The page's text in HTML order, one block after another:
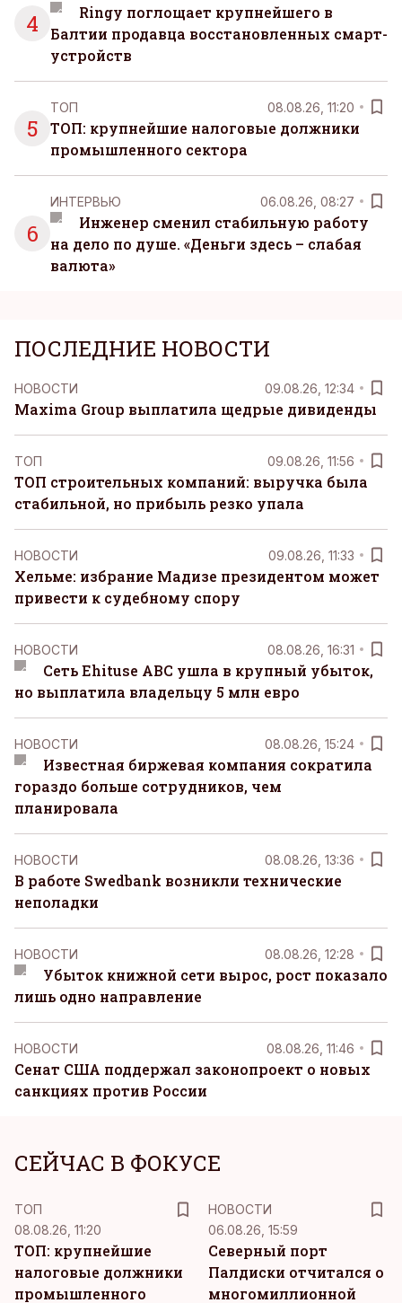
4
Ringy поглощает крупнейшего в
Балтии продавца восстановленных смарт-
устройств
5
ТОП 08.08.26, 11:20
ТОП: крупнейшие налоговые должники
промышленного сектора
6
ИНТЕРВЬЮ 06.08.26, 08:27
Инженер сменил стабильную работу
на дело по душе. «Деньги здесь – слабая
валюта»
ПОСЛЕДНИЕ НОВОСТИ
НОВОСТИ 09.08.26, 12:34
Maxima Group выплатила щедрые дивиденды
ТОП 09.08.26, 11:56
ТОП строительных компаний: выручка была
стабильной, но прибыль резко упала
НОВОСТИ 09.08.26, 11:33
Хельме: избрание Мадизе президентом может
привести к судебному спору
НОВОСТИ 08.08.26, 16:31
Сеть Ehituse ABC ушла в крупный убыток,
но выплатила владельцу 5 млн евро
НОВОСТИ 08.08.26, 15:24
Известная биржевая компания сократила
гораздо больше сотрудников, чем
планировала
НОВОСТИ 08.08.26, 13:36
В работе Swedbank возникли технические
неполадки
НОВОСТИ 08.08.26, 12:28
Убыток книжной сети вырос, рост показало
лишь одно направление
НОВОСТИ 08.08.26, 11:46
Сенат США поддержал законопроект о новых
санкциях против России
СЕЙЧАС В ФОКУСЕ
ТОП
08.08.26, 11:20
ТОП: крупнейшие
налоговые должники
промышленного
НОВОСТИ
06.08.26, 15:59
Северный порт
Палдиски отчитался о
многомиллионной